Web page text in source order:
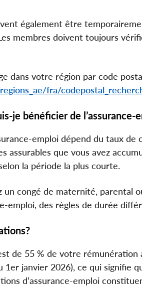
également être
membres doivent toujours
dans votre région par code
fra/
je bénéficier de l’assurance-
emploi dépend du taux
assurables que vous avez
la période la plus courte.
un congé de maternité, parental
emploi, des règles de durée
de 55 % de votre rémunération
1er janvier 2026), ce qui signifie
d’assurance‑emploi